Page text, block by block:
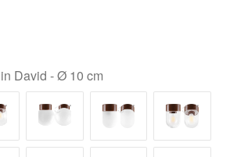
David - Ø 10 cm